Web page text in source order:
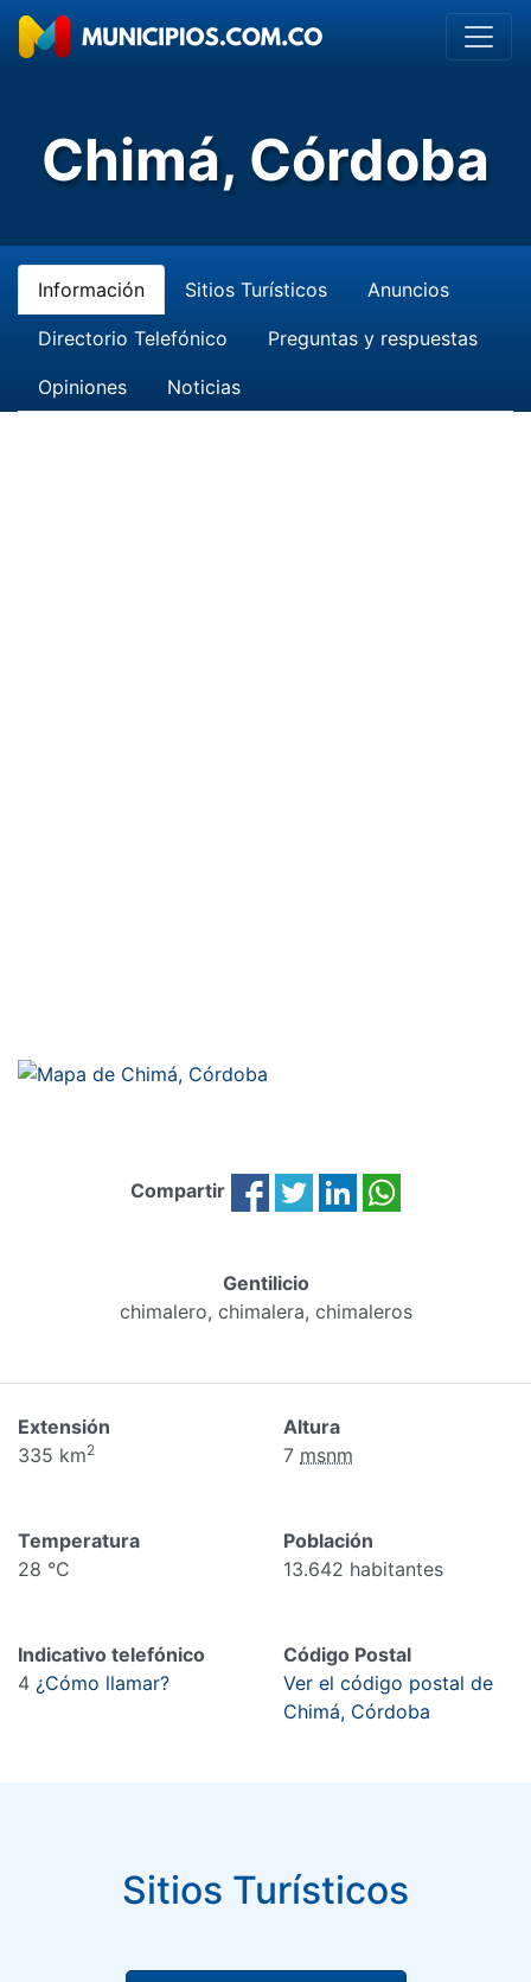
Chimá, Córdoba
Información Sitios Turísticos Anuncios
Directorio Telefónico Preguntas y respuestas
Opiniones Noticias
Compartir
Gentilicio
chimalero, chimalera, chimaleros
Extensión
335 km2
Altura
7 msnm
Temperatura
28 °C
Población
13.642 habitantes
Indicativo telefónico
4 ¿Cómo llamar?
Código Postal
Ver el código postal de
Chimá, Córdoba
Sitios Turísticos